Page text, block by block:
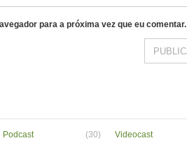
para a próxima vez que eu comentar.
Podcast (30) Videocast